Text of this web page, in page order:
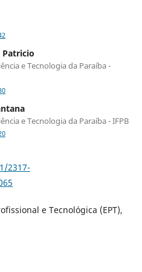
Patricio
e Tecnologia da Paraíba -
e Tecnologia da Paraíba - IFPB
2317-
e Tecnológica (EPT),